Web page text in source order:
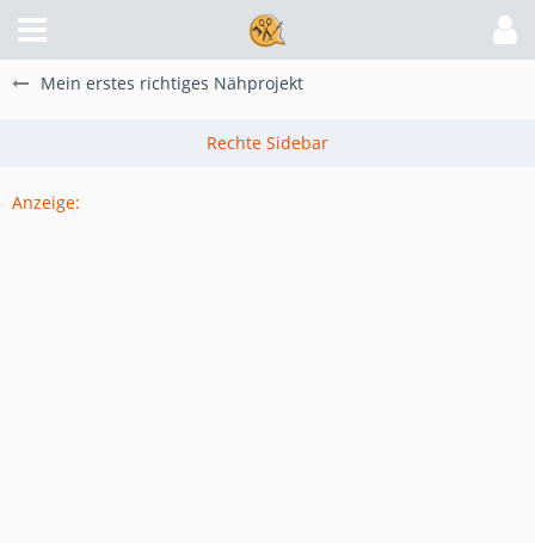
Mein erstes richtiges Nähprojekt
Anzeige: